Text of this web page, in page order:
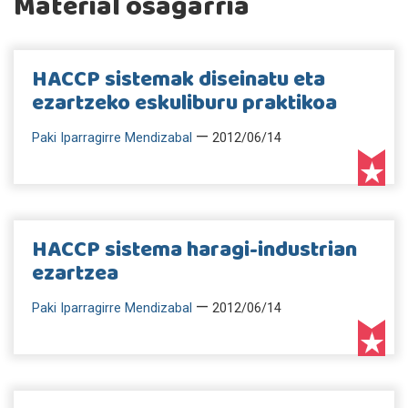
HACCP sistemak diseinatu eta
ezartzeko eskuliburu praktikoa
Paki Iparragirre Mendizabal — 2012/06/14
HACCP sistema haragi-industrian
ezartzea
Paki Iparragirre Mendizabal — 2012/06/14